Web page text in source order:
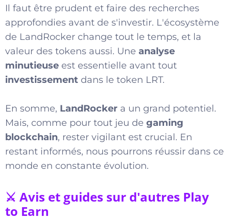
Il faut être prudent et faire des recherches
approfondies avant de s'investir. L'écosystème
de LandRocker change tout le temps, et la
valeur des tokens aussi. Une analyse
minutieuse est essentielle avant tout
investissement dans le token LRT.
En somme, LandRocker a un grand potentiel.
Mais, comme pour tout jeu de gaming
blockchain, rester vigilant est crucial. En
restant informés, nous pourrons réussir dans ce
monde en constante évolution.
⚔️ Avis et guides sur d'autres Play
to Earn